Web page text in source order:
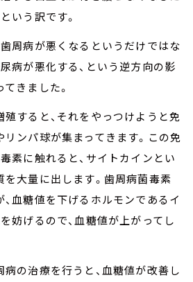
いう訳です。
周病が悪くなるというだけではな
病が悪化する、という逆方向の影
きました。
すると、それをやっつけようと免
ンパ球が集まってきます。この免
素に触れると、サイトカインとい
を大量に出します。歯周病菌毒素
血糖値を下げるホルモンであるイ
妨げるので、血糖値が上がってし
の治療を行うと、血糖値が改善し